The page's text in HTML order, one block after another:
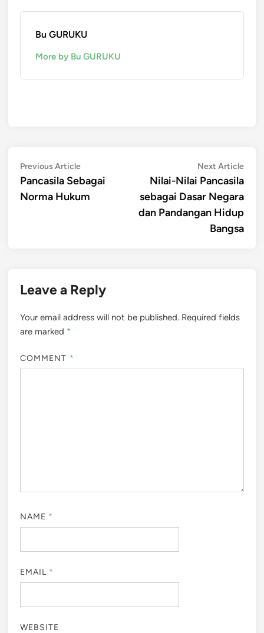
Bu GURUKU
More by Bu GURUKU
Post
navigation
Previous ArticlePrevious
article:
Pancasila Sebagai
Norma Hukum
Next ArticleNext
Nilai-Nilai Pancasila
sebagai Dasar Negara
dan Pandangan Hidup
Bangsa
Leave a Reply
Your email address will not be published. Required fields
are marked *
COMMENT *
NAME *
EMAIL *
WEBSITE